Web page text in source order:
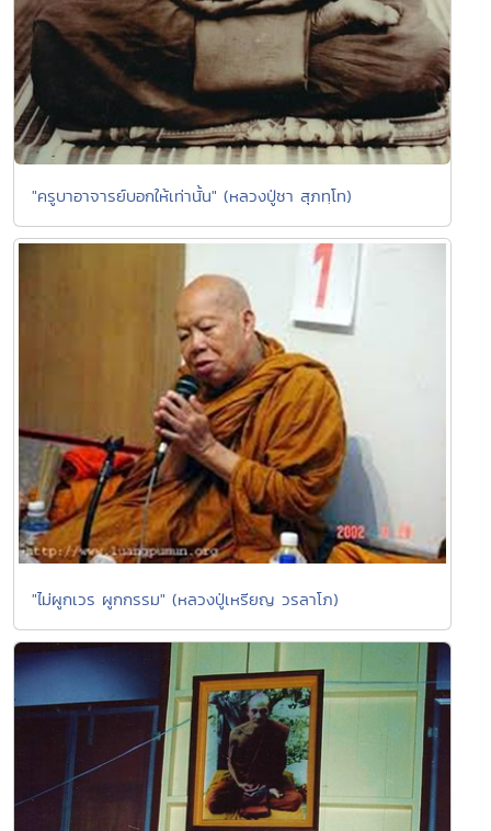
"ครูบาอาจารย์บอกให้เท่านั้น" (หลวงปู่ชา สุภทฺโท)
"ไม่ผูกเวร ผูกกรรม" (หลวงปู่เหรียญ วรลาโภ)